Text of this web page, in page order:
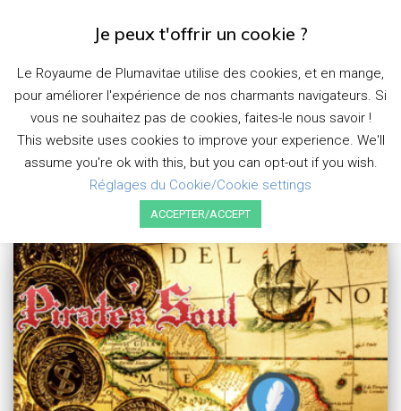
plumavitae
Je peux t'offrir un cookie ?
Le Royaume de Plumavitae utilise des cookies, et en mange,
pour améliorer l'expérience de nos charmants navigateurs. Si
vous ne souhaitez pas de cookies, faites-le nous savoir !
This website uses cookies to improve your experience. We'll
assume you're ok with this, but you can opt-out if you wish.
Réglages du Cookie/Cookie settings
ACCEPTER/ACCEPT